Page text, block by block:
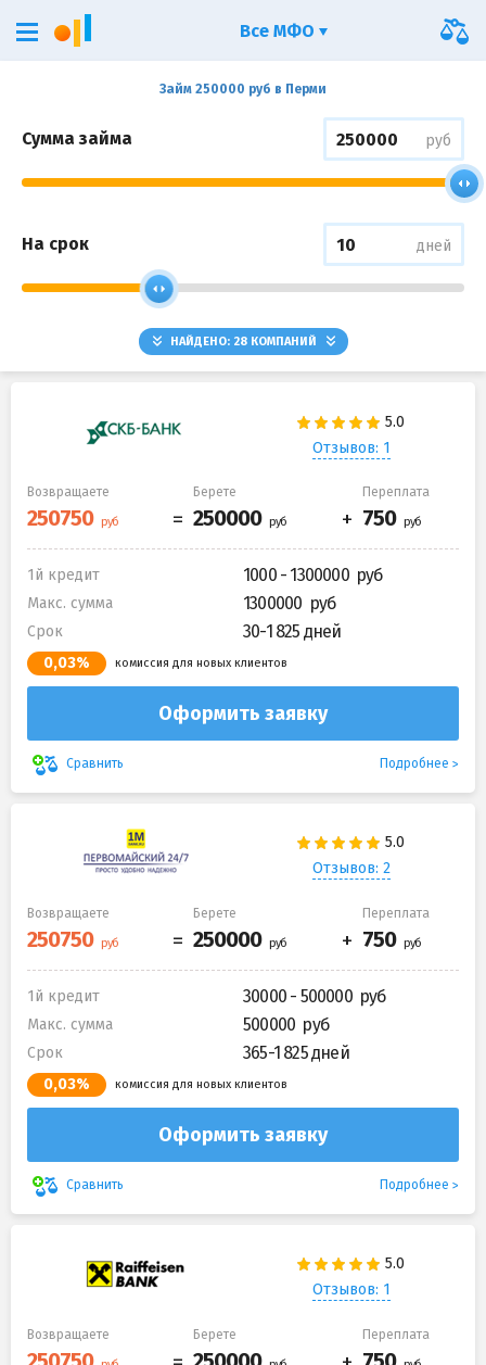
Займ 250000 руб в Перми
Сумма займа руб
На срок дней
НАЙДЕНО: 28КОМПАНИЙ
Отзывов: 1
Возвращаете Берете Переплата
1й кредит 1000 - 1300000
Макс. сумма 1300000
Срок 30-1 825 дней
0,03% комиссия для новых клиентов
Оформить заявку
Сравнить Подробнее
Отзывов: 2
Возвращаете Берете Переплата
1й кредит 30000 - 500000
Макс. сумма 500000
Срок 365-1 825 дней
0,03% комиссия для новых клиентов
Оформить заявку
Сравнить Подробнее
Отзывов: 1
Возвращаете Берете Переплата
Все МФО